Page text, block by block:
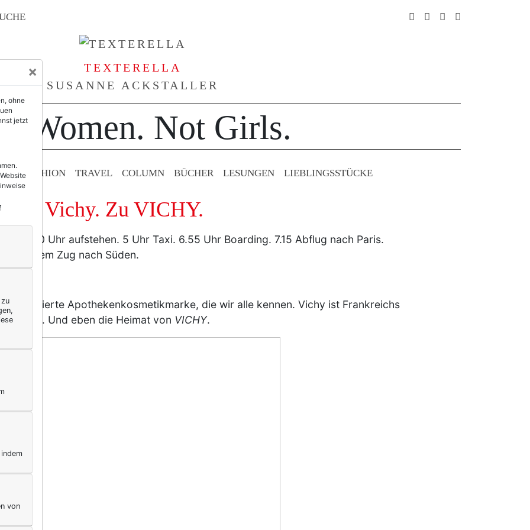
TEXTERELLA
SUSANNE ACKSTALLER
Women. Not Girls.
& FASHION TRAVEL COLUMN BÜCHER LESUNGEN LIEBLINGS­STÜCKE
Vichy. Zu VICHY.
3.30 Uhr aufstehen. 5 Uhr Taxi. 6.55 Uhr Boarding. 7.15 Abflug nach Paris.
mit dem Zug nach Süden.
Apothekenkosmetikmarke, die wir alle kennen. Vichy ist Frankreichs
Und eben die Heimat von VICHY.
×
ohne
jetzt
von